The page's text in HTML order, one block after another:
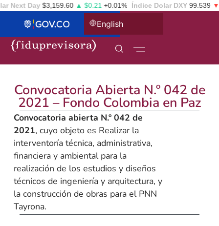
Next Day $3,159.60 ▲ $0.21+0.01% Índice Dolar DXY 99.539 ▼ -
English
Convocatoria Abierta N.º 042 de
2021 – Fondo Colombia en Paz
Convocatoria abierta N.º 042 de
2021, cuyo objeto es Realizar la
interventoría técnica, administrativa,
financiera y ambiental para la
realización de los estudios y diseños
técnicos de ingeniería y arquitectura, y
la construcción de obras para el PNN
Tayrona.